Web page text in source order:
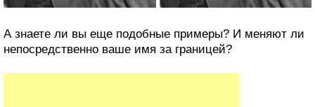
А знаете ли вы еще подобные примеры? И меняют ли
непосредственно ваше имя за границей?